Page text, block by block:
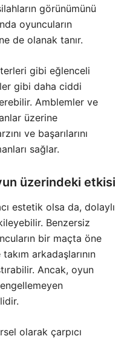
görünümünü
oyuncuların
de olanak tanır.
gibi eğlenceli
gibi daha ciddi
Amblemler ve
üzerine
ve başarılarını
sağlar.
üzerindeki etkisi
estetik olsa da, dolaylı
Benzersiz
bir maçta öne
arkadaşlarının
Ancak, oyun
olarak çarpıcı